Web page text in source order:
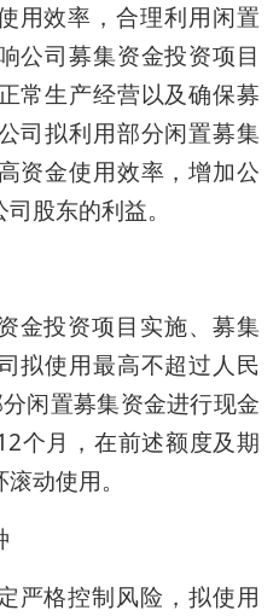
用效率，合理利用闲置
公司募集资金投资项目
常生产经营以及确保募
司拟利用部分闲置募集
资金使用效率，增加公
股东的利益。
金投资项目实施、募集
拟使用最高不超过人民
闲置募集资金进行现金
个月，在前述额度及期
动使用。
严格控制风险，拟使用